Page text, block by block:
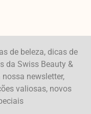
de beleza, dicas de
da Swiss Beauty &
newsletter,
valiosas, novos